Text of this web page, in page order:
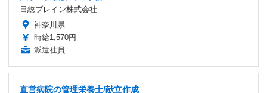
日総ブレイン株式会社
神奈川県
時給1,570円
派遣社員
直営病院の管理栄養士/献立作成